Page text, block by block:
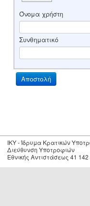
Όνομα χρήστη
Συνθηματικό
IKY - Ίδρυμα Κρατικών
Διεύθυνση Υποτροφιών
Εθνικής Αντιστάσεως 41